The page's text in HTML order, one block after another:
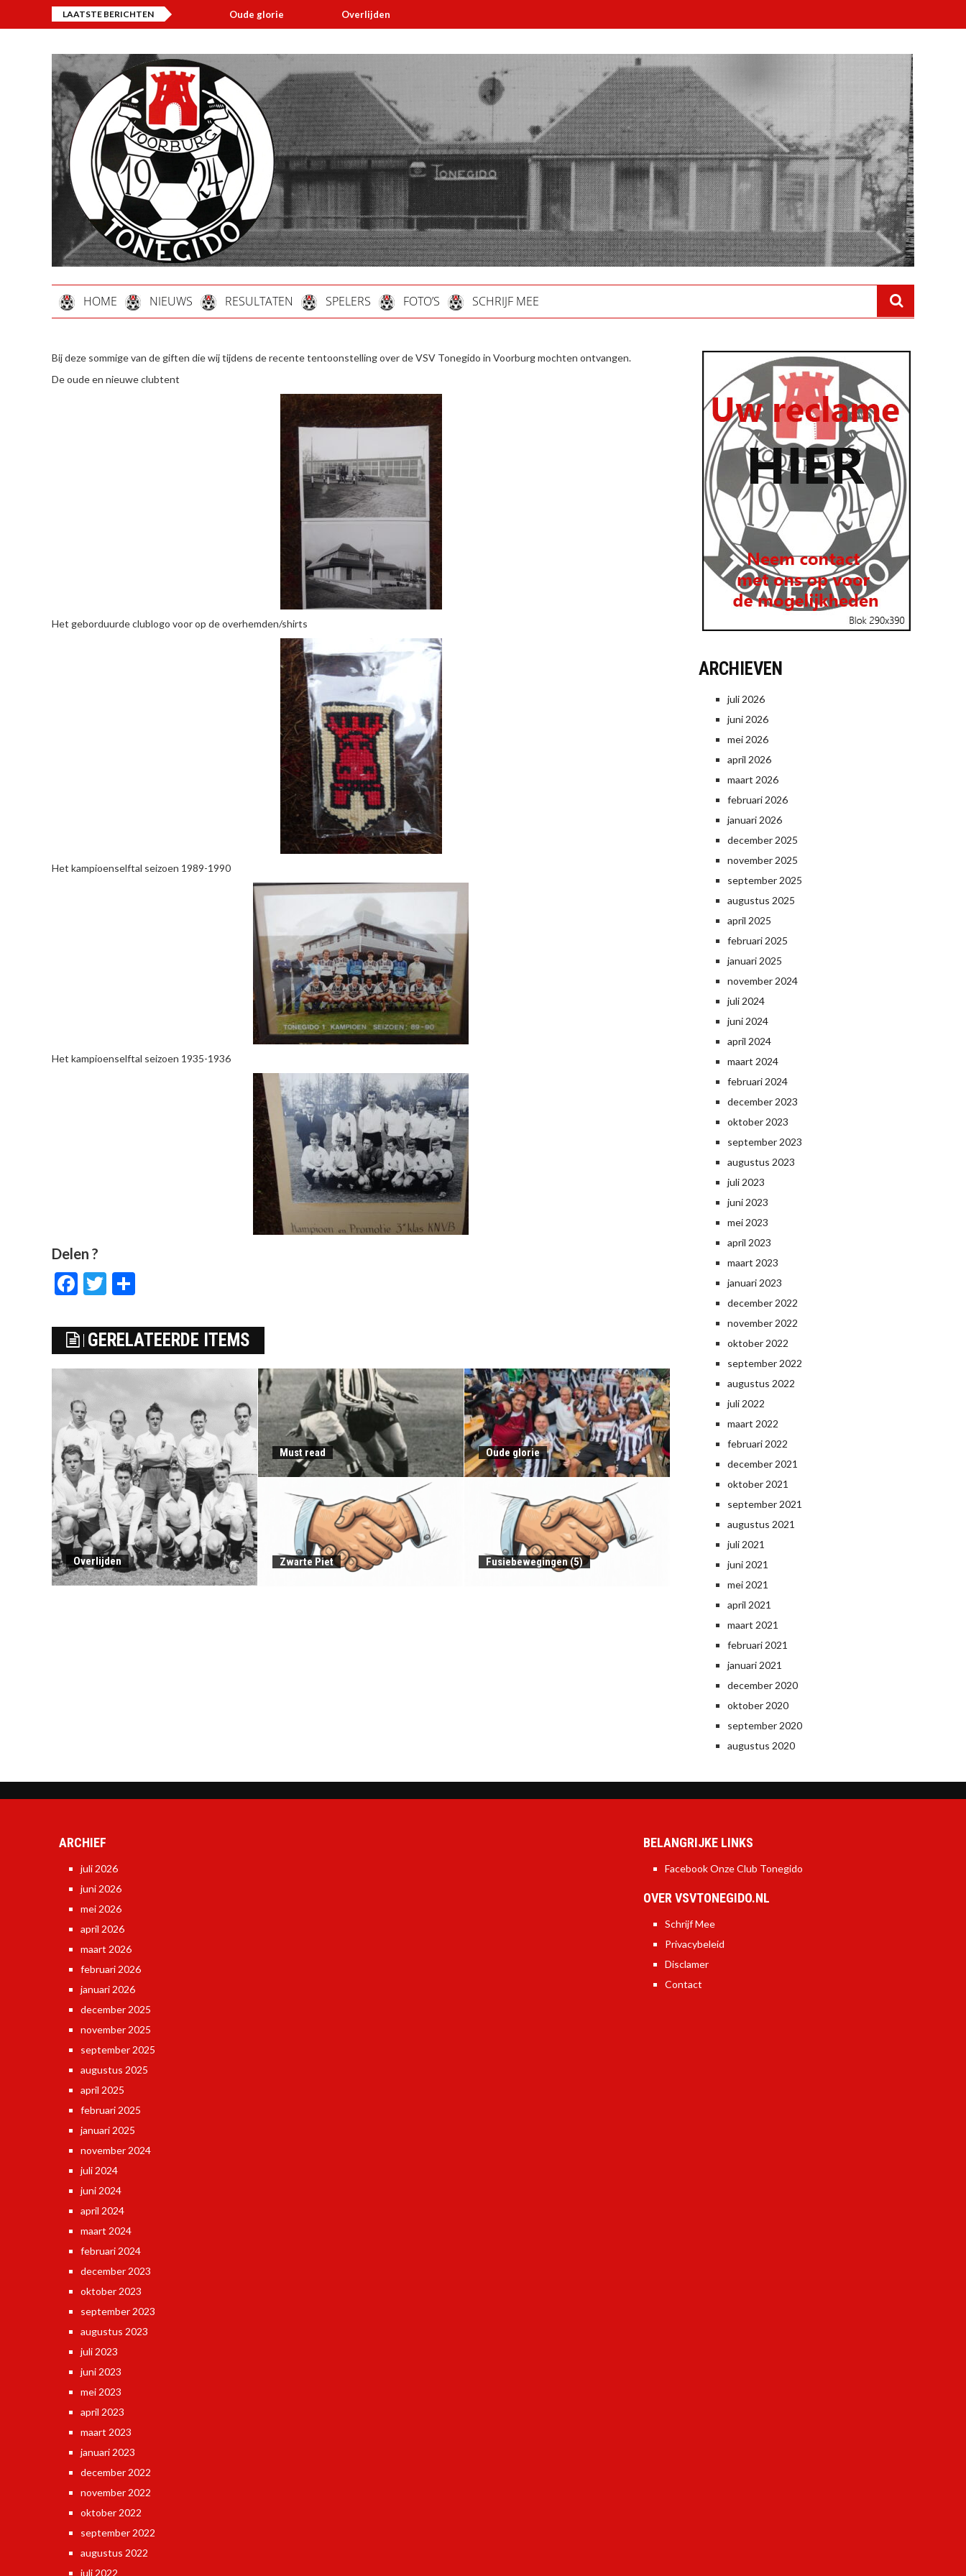
LAATSTE BERICHTEN Oude glorie Overlijden
HOME NIEUWS RESULTATEN SPELERS FOTO’S SCHRIJF MEE
Bij deze sommige van de giften die wij tijdens de recente tentoonstelling over de VSV Tonegido in Voorburg mochten ontvangen.
De oude en nieuwe clubtent
Het geborduurde clublogo voor op de overhemden/shirts
Het kampioenselftal seizoen 1989-1990
Het kampioenselftal seizoen 1935-1936
Delen ?
Facebook
Twitter
GERELATEERDE ITEMS
Overlijden
Must read Oude glorie
Zwarte Piet Fusiebewegingen (5)
ARCHIEVEN
juli 2026
juni 2026
mei 2026
april 2026
maart 2026
februari 2026
januari 2026
december 2025
november 2025
september 2025
augustus 2025
april 2025
februari 2025
januari 2025
november 2024
juli 2024
juni 2024
april 2024
maart 2024
februari 2024
december 2023
oktober 2023
september 2023
augustus 2023
juli 2023
juni 2023
mei 2023
april 2023
maart 2023
januari 2023
december 2022
november 2022
oktober 2022
september 2022
augustus 2022
juli 2022
maart 2022
februari 2022
december 2021
oktober 2021
september 2021
augustus 2021
juli 2021
juni 2021
mei 2021
april 2021
maart 2021
februari 2021
januari 2021
december 2020
oktober 2020
september 2020
augustus 2020
ARCHIEF
juli 2026
juni 2026
mei 2026
april 2026
maart 2026
februari 2026
januari 2026
december 2025
november 2025
september 2025
augustus 2025
april 2025
februari 2025
januari 2025
november 2024
juli 2024
juni 2024
april 2024
maart 2024
februari 2024
december 2023
oktober 2023
september 2023
augustus 2023
juli 2023
juni 2023
mei 2023
april 2023
maart 2023
januari 2023
december 2022
november 2022
oktober 2022
september 2022
augustus 2022
juli 2022
BELANGRIJKE LINKS
Facebook Onze Club Tonegido
OVER VSVTONEGIDO.NL
Schrijf Mee
Privacybeleid
Disclamer
Contact